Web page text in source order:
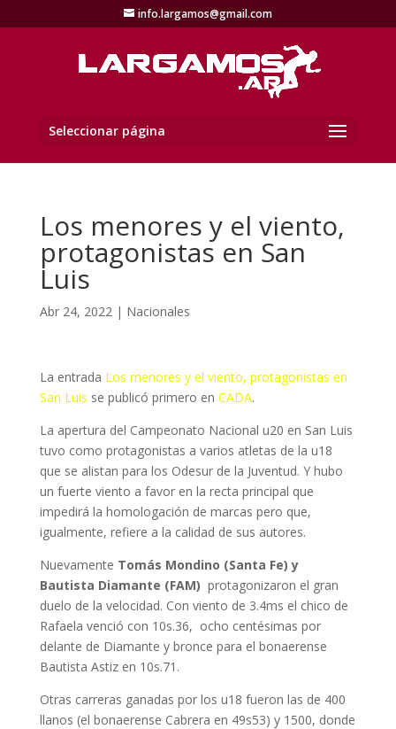
info.largamos@gmail.com
Seleccionar página
Los menores y el viento,
protagonistas en San
Luis
Abr 24, 2022| Nacionales
La entrada Los menores y el viento, protagonistas en
San Luis se publicó primero en CADA.
La apertura del Campeonato Nacional u20 en San Luis
tuvo como protagonistas a varios atletas de la u18
que se alistan para los Odesur de la Juventud. Y hubo
un fuerte viento a favor en la recta principal que
impedirá la homologación de marcas pero que,
igualmente, refiere a la calidad de sus autores.
Nuevamente Tomás Mondino (Santa Fe) y
Bautista Diamante (FAM) protagonizaron el gran
duelo de la velocidad. Con viento de 3.4ms el chico de
Rafaela venció con 10s.36, ocho centésimas por
delante de Diamante y bronce para el bonaerense
Bautista Astiz en 10s.71.
Otras carreras ganadas por los u18 fueron las de 400
llanos (el bonaerense Cabrera en 49s53) y 1500, donde